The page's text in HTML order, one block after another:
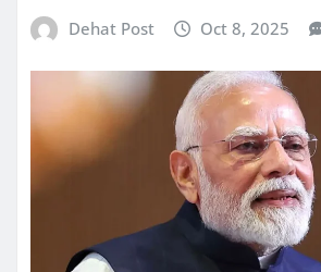
Dehat Post Oct 8, 2025